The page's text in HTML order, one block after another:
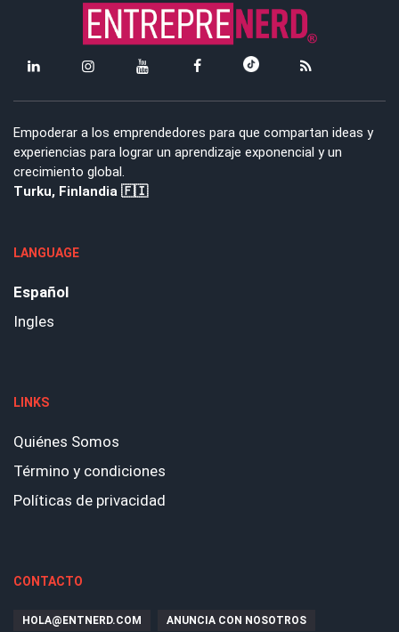
Empoderar a los emprendedores para que compartan ideas y
experiencias para lograr un aprendizaje exponencial y un
crecimiento global.
Turku, Finlandia 🇫🇮
LANGUAGE
Español
Ingles
LINKS
Quiénes Somos
Término y condiciones
Políticas de privacidad
CONTACTO
HOLA@ENTNERD.COM ANUNCIA CON NOSOTROS